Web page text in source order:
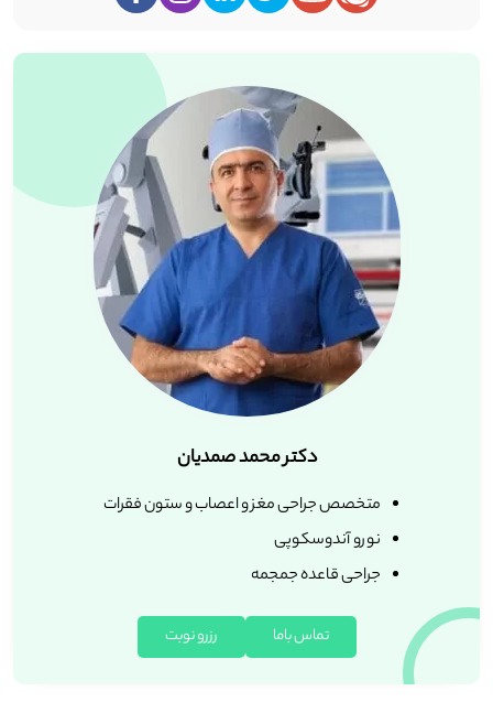
دکتر محمد صمدیان
متخصص جراحی مغز و اعصاب و ستون فقرات
نورو آندوسکوپی
جراحی قاعده جمجمه
تماس باما رزرو نوبت